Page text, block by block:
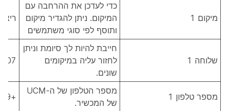
מיקום 1
כדי לעדכן את ההרחבה עם
המיקום. ניתן להגדיר מיקום
ותוסף לפי סוגי משתמשים
שלוחה 1
חייבת להיות לך סיומת וניתן
לחזור עליה במיקומים
שונים.
מספר טלפון 1
מספר הטלפון של ה-UCM
של המכשיר.
+12225553409